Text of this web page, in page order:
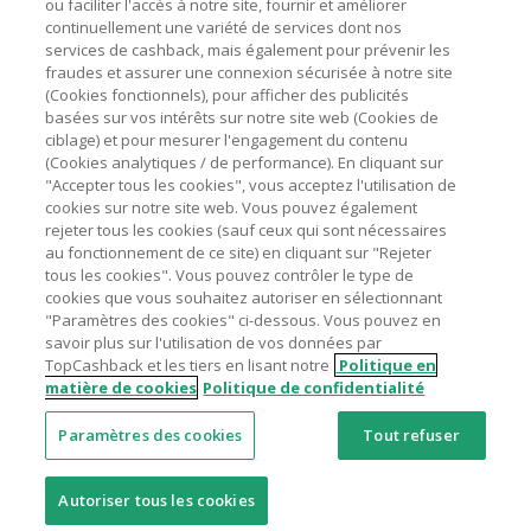
livraison/d’emballage/de service.
L'utilisation de plugins tels que Honey, AdBlock, uBlock, Pi-
hole et VPN peut bloquer le suivi de votre commande.
Pour chaque nouvelle transaction, il faut revenir sur
TopCashback et cliquer sur le bouton rose de cashback
pour accéder au site marchand et faire votre achat.
Assurez-vous que le lien TopCashback est le dernier lien
utilisé pour visiter le site marchand avant de finaliser votre
achat.
Tout compte impliqué dans des commandes ou activités
frauduleuses pour manipuler le système de cashback sera
clôturé et leur cashback confisqué.
Astuces pour économiser
A propos de
Contactez-nous
Mentions légales
Nos sites UK US CN JP DE AU
© 2005 - 2026 TopCashback Group Limited
ou faciliter l'accès à notre site, fournir et améliorer
continuellement une variété de services dont nos
services de cashback, mais également pour prévenir les
fraudes et assurer une connexion sécurisée à notre site
(Cookies fonctionnels), pour afficher des publicités
basées sur vos intérêts sur notre site web (Cookies de
ciblage) et pour mesurer l'engagement du contenu
(Cookies analytiques / de performance). En cliquant sur
"Accepter tous les cookies", vous acceptez l'utilisation de
cookies sur notre site web. Vous pouvez également
rejeter tous les cookies (sauf ceux qui sont nécessaires
au fonctionnement de ce site) en cliquant sur "Rejeter
tous les cookies". Vous pouvez contrôler le type de
cookies que vous souhaitez autoriser en sélectionnant
"Paramètres des cookies" ci-dessous. Vous pouvez en
savoir plus sur l'utilisation de vos données par
TopCashback et les tiers en lisant notre Politique en
matière de cookies Politique de confidentialité
Paramètres des cookies Tout refuser
Autoriser tous les cookies